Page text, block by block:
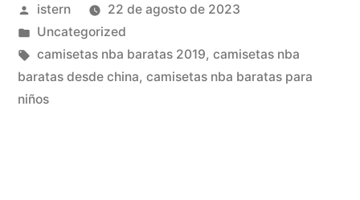
Camiseta
Nba
Niños
Publicado
por
istern
22 de agosto de 2023
Publicado
en
Uncategorized
Etiquetas:
camisetas nba baratas 2019, camisetas nba
baratas desde china, camisetas nba baratas para
niños